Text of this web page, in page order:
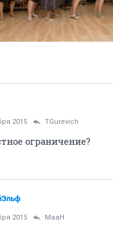
2015 TGurevich
ограничение?
2015 MaaH